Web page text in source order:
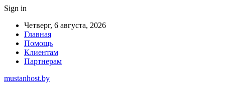
Sign in
Четверг, 6 августа, 2026
Главная
Помощь
Клиентам
Партнерам
mustanhost.by